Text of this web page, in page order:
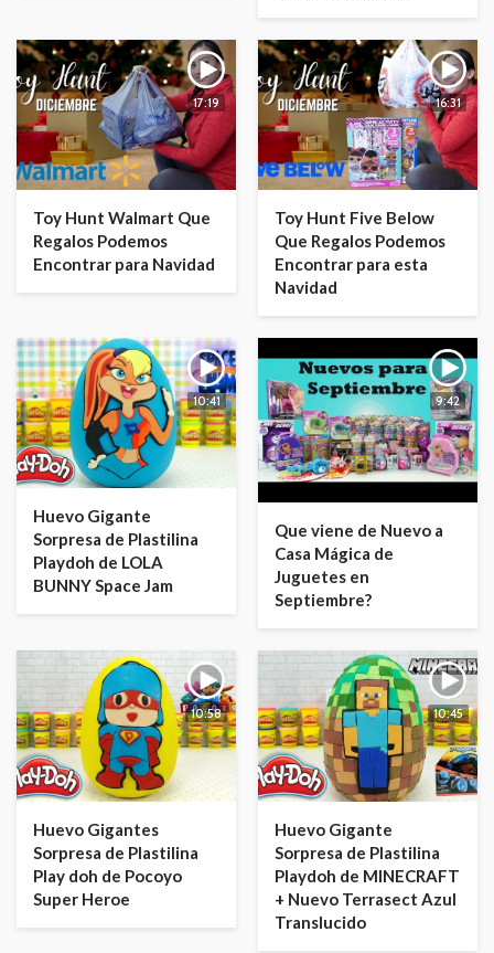
17:19
Toy Hunt Walmart Que
Regalos Podemos
Encontrar para Navidad
16:31
Toy Hunt Five Below
Que Regalos Podemos
Encontrar para esta
Navidad
10:41
Huevo Gigante
Sorpresa de Plastilina
Playdoh de LOLA
BUNNY Space Jam
9:42
Que viene de Nuevo a
Casa Mágica de
Juguetes en
Septiembre?
10:58
Huevo Gigantes
Sorpresa de Plastilina
Play doh de Pocoyo
Super Heroe
10:45
Huevo Gigante
Sorpresa de Plastilina
Playdoh de MINECRAFT
+ Nuevo Terrasect Azul
Translucido